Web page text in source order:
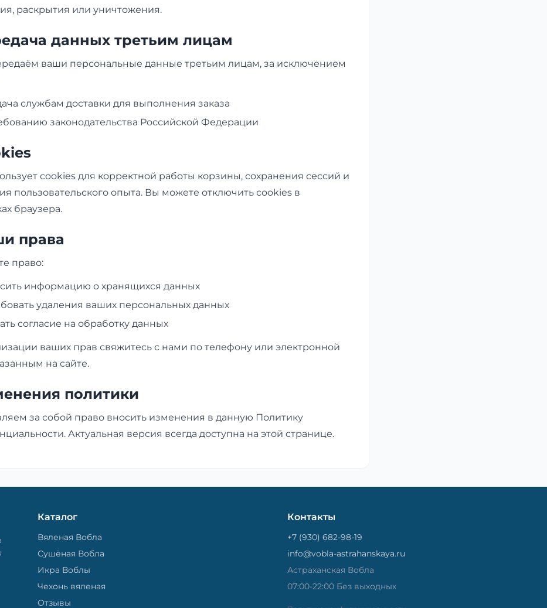
раскрытия или уничтожения.
данных третьим лицам
ваши персональные данные третьим лицам, за исключением
службам доставки для выполнения заказа
законодательства Российской Федерации
cookies для корректной работы корзины, сохранения сессий и
пользовательского опыта. Вы можете отключить cookies в
браузера.
права
право:
информацию о хранящихся данных
удаления ваших персональных данных
согласие на обработку данных
ваших прав свяжитесь с нами по телефону или электронной
на сайте.
политики
за собой право вносить изменения в данную Политику
Актуальная версия всегда доступна на этой странице.
Каталог
Вяленая Вобла
Сушёная Вобла
Икра Воблы
Чехонь вяленая
Отзывы
Контакты
+7 (930) 682-98-19
info@vobla-astrahanskaya.ru
Астраханская Вобла
07:00-22:00 Без выходных